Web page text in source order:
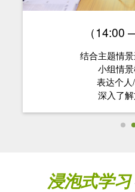
（14:00
结合主题情
小组情
表达个
深入了
浸泡式学习